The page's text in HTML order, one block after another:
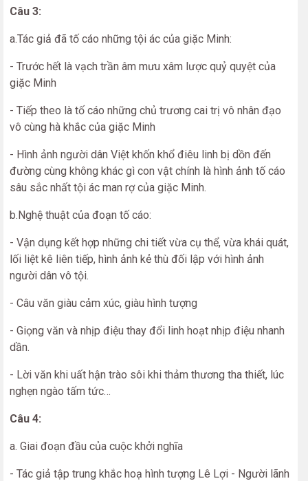
Câu 3:
a.Tác giả đã tố cáo những tội ác của giặc Minh:
- Trước hết là vạch trần âm mưu xâm lược quỷ quyệt của
giặc Minh
- Tiếp theo là tố cáo những chủ trương cai trị vô nhân đạo
vô cùng hà khắc của giặc Minh
- Hình ảnh người dân Việt khốn khổ điêu linh bị dồn đến
đường cùng không khác gì con vật chính là hình ảnh tố cáo
sâu sắc nhất tội ác man rợ của giặc Minh.
b.Nghệ thuật của đoạn tố cáo:
- Vận dụng kết hợp những chi tiết vừa cụ thể, vừa khái quát,
lối liệt kê liên tiếp, hình ảnh kẻ thù đối lập với hình ảnh
người dân vô tội.
- Câu văn giàu cảm xúc, giàu hình tượng
- Giọng văn và nhịp điệu thay đổi linh hoạt nhịp điệu nhanh
dần.
- Lời văn khi uất hận trào sôi khi thảm thương tha thiết, lúc
nghẹn ngào tấm tức…
Câu 4:
a. Giai đoạn đầu của cuộc khởi nghĩa
- Tác giả tập trung khắc hoạ hình tượng Lê Lợi - Người lãnh